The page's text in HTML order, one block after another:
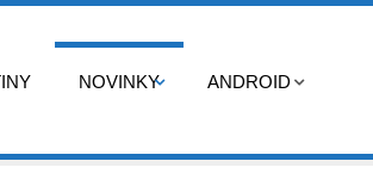
NOVINKY ANDROID